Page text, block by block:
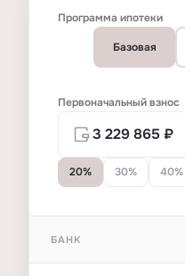
Программа ипотеки
Базовая
Первоначальный взнос
20% 30% 40%
БАНК